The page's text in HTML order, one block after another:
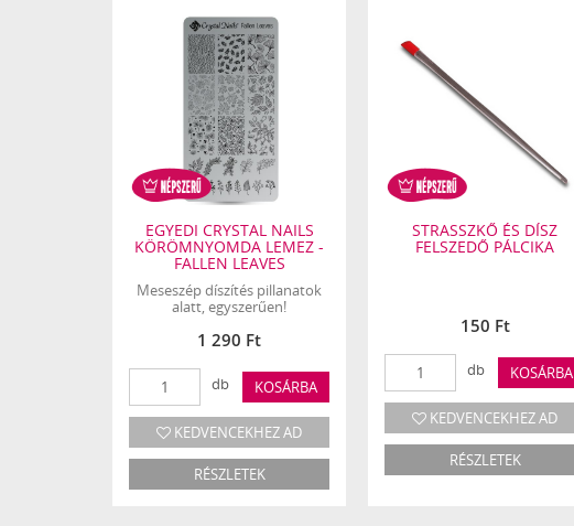
EGYEDI CRYSTAL NAILS
KÖRÖMNYOMDA LEMEZ -
FALLEN LEAVES
Meseszép díszítés pillanatok
alatt, egyszerűen!
1 290 Ft
db KOSÁRBA
KEDVENCEKHEZ AD
RÉSZLETEK
STRASSZKŐ ÉS DÍSZ
FELSZEDŐ PÁLCIKA
150 Ft
db KOSÁRBA
KEDVENCEKHEZ AD
RÉSZLETEK